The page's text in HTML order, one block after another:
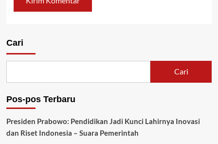
Cari
Cari
Pos-pos Terbaru
Presiden Prabowo: Pendidikan Jadi Kunci Lahirnya Inovasi
dan Riset Indonesia – Suara Pemerintah